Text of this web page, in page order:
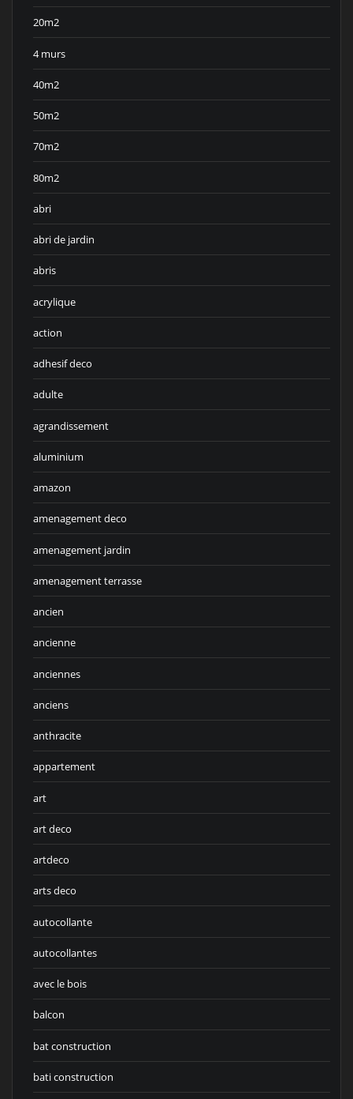
20m2
4 murs
40m2
50m2
70m2
80m2
abri
abri de jardin
abris
acrylique
action
adhesif deco
adulte
agrandissement
aluminium
amazon
amenagement deco
amenagement jardin
amenagement terrasse
ancien
ancienne
anciennes
anciens
anthracite
appartement
art
art deco
artdeco
arts deco
autocollante
autocollantes
avec le bois
balcon
bat construction
bati construction